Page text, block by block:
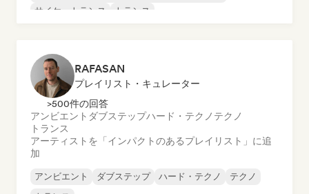
サイケ・トランス
トランス
RAFASAN
プレイリスト・キュレーター
>500件の回答
アンビエント ダブステップハード・テクノ テクノ
トランス
アーティストを「インパクトのあるプレイリスト」に追
加
アンビエント ダブステップ ハード・テクノ
テクノ